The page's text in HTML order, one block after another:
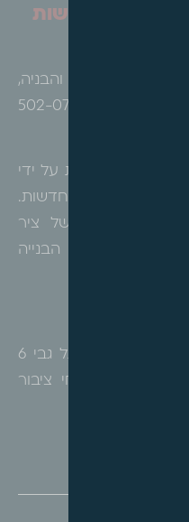
מקומית מס' 502-0725861 – התחדשות
הרינו לעדכן, כי בהתאם לסעיף 89 לחוק התכנון והבניה,
הופקדה תכנית מתאר מקומית מס' 502-0725861
עירונית על ידי
הריסת 136 יחידות דיור והקמת 430 יחידות דיור חדשות.
הפיתוח של ציר
הגדלת היקפי הבנייה
– הקמת שני מגדלי מגורים גל גבי 6
וכן שטחי ציבור